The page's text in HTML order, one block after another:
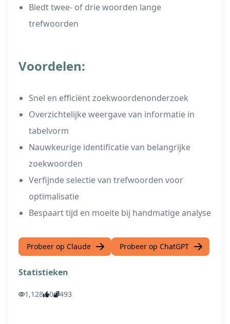
Biedt twee- of drie woorden lange
trefwoorden
Voordelen:
Snel en efficiënt zoekwoordenonderzoek
Overzichtelijke weergave van informatie in
tabelvorm
Nauwkeurige identificatie van belangrijke
zoekwoorden
Verfijnde selectie van trefwoorden voor
optimalisatie
Bespaart tijd en moeite bij handmatige analyse
Probeer op Claude Probeer op ChatGPT
Statistieken
1,128 0 493